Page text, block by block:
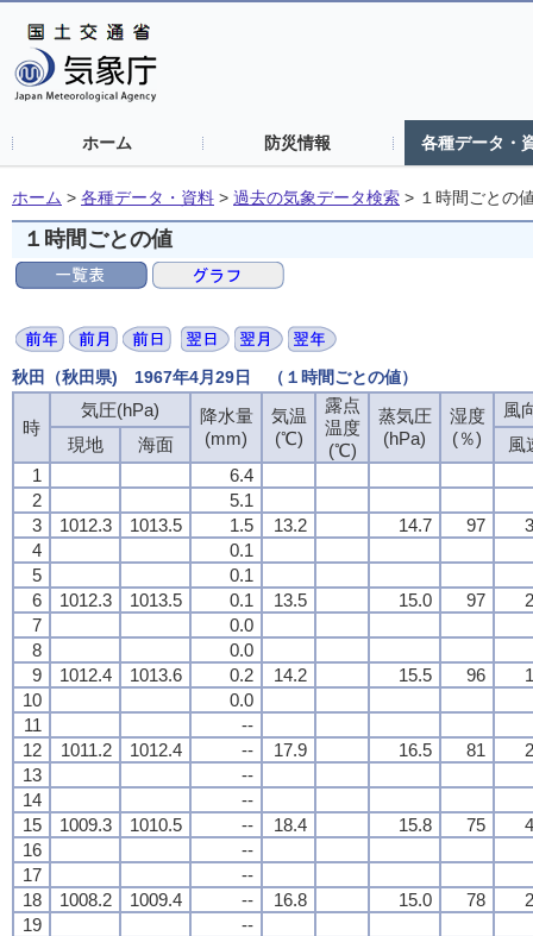
ホーム 防災情報 各種データ・
ホーム > 各種データ・資料 > 過去の気象データ検索 > １時間ごとの
１時間ごとの値
秋田（秋田県) 1967年4月29日 （１時間ごとの値）
時
気圧(hPa)
降水量
(mm)
気温
(℃)
露点
温度
(℃)
蒸気圧
(hPa)
湿度
(％)
風
現地
海面
風
1
6.4
2
5.1
3
1012.3 1013.5 1.5 13.2 14.7 97
4
0.1
5
0.1
6
1012.3 1013.5 0.1 13.5 15.0 97
7
0.0
8
0.0
9
1012.4 1013.6 0.2 14.2 15.5 96
10
0.0
11
--
12
1011.2 1012.4 -- 17.9 16.5 81
13
--
14
--
15
1009.3 1010.5 -- 18.4 15.8 75
16
--
17
--
18
1008.2 1009.4 -- 16.8 15.0 78
19
--